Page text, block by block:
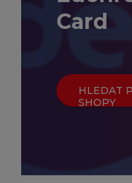
Card
HLEDAT
SHOPY